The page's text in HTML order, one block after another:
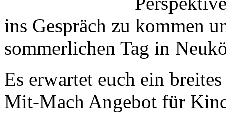
ins Gespräch zu kommen
sommerlichen Tag in
Es erwartet euch ein
Mit-Mach Angebot für